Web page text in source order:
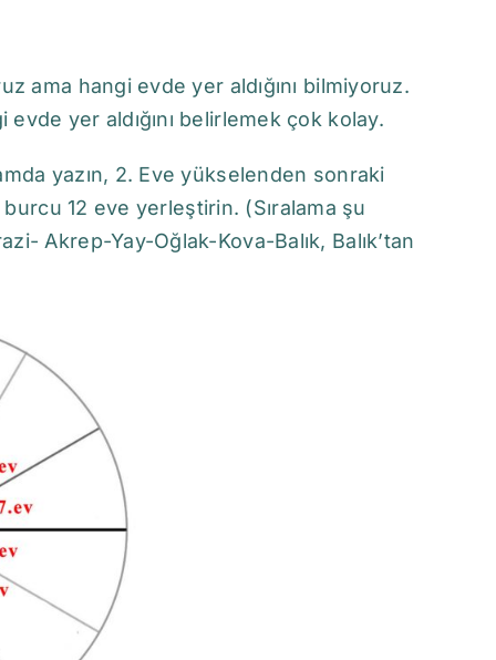
ama hangi evde yer aldığını bilmiyoruz.
yer aldığını belirlemek çok kolay.
yazın, 2. Eve yükselenden sonraki
12 eve yerleştirin. (Sıralama şu
Akrep-Yay-Oğlak-Kova-Balık, Balık’tan